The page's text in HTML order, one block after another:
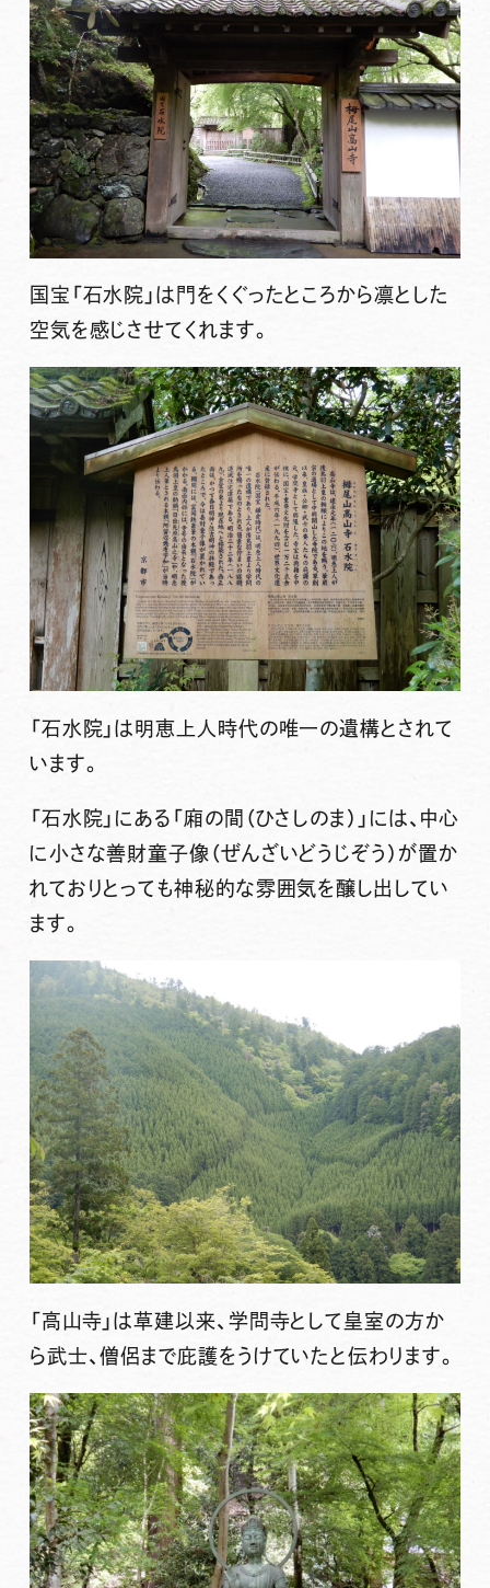
国宝「石水院」は門をくぐったところから凛とした
空気を感じさせてくれます。
「石水院」は明恵上人時代の唯一の遺構とされて
います。
「石水院」にある「廂の間（ひさしのま）」には、中心
に小さな善財童子像 （ぜんざいどうじぞう）が置か
れておりとっても神秘的な雰囲気を醸し出してい
ます。
「高山寺」は草建以来、学問寺として皇室の方か
ら武士、僧侶まで庇護をうけていたと伝わります。